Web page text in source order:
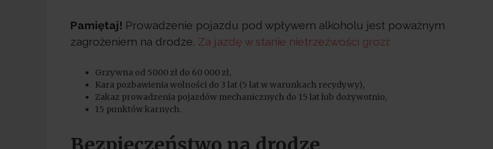
Pamiętaj! Prowadzenie pojazdu pod wpływem alkoholu jest poważnym
zagrożeniem na drodze. Za jazdę w stanie nietrzeźwości grozi:
Grzywna od 5000 zł do 60 000 zł,
Kara pozbawienia wolności do 3 lat (5 lat w warunkach recydywy),
Zakaz prowadzenia pojazdów mechanicznych do 15 lat lub dożywotnio,
15 punktów karnych.